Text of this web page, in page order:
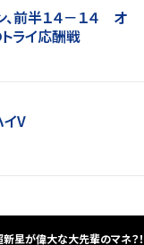
、前半１４－１４ オ
ライ応酬戦
V
新星が偉大な大先輩のマネ？